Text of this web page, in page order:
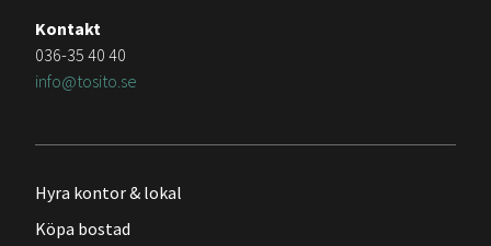
Kontakt
036-35 40 40
info@tosito.se
Hyra kontor & lokal
Köpa bostad